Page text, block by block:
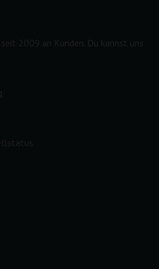
2009 an Kunden. Du kannst uns